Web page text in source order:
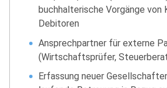
buchhalterische Vorgänge von
Debitoren
Ansprechpartner für externe
(Wirtschaftsprüfer,
Erfassung neuer